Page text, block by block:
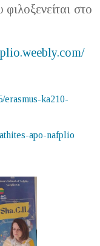
στο
ka210-
apo-nafplio